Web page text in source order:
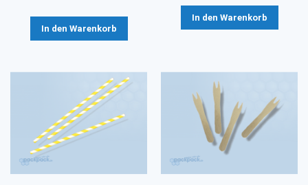
In den Warenkorb
In den Warenkorb